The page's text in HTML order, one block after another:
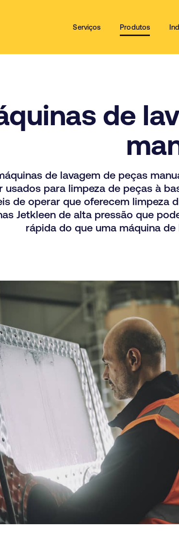
Serviços Produtos
de
de lavagem de peças
usados para limpeza de peças à
de operar que oferecem limpeza
Jetkleen de alta pressão que
rápida do que uma máquina